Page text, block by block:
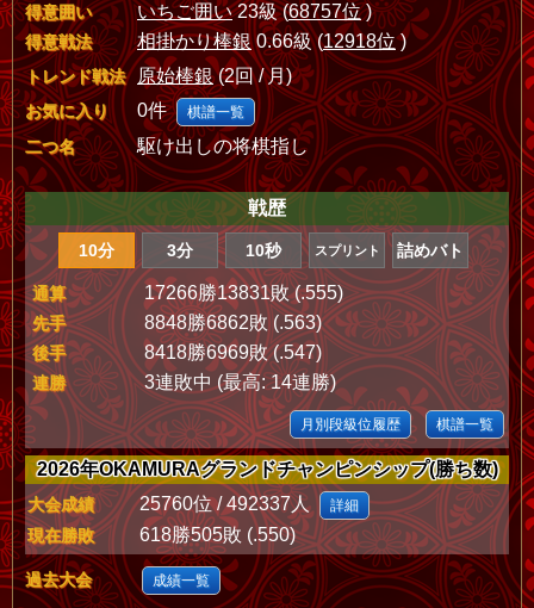
得意囲い いちご囲い23級 (68757位)
得意戦法 相掛かり棒銀0.66級 (12918位)
トレンド戦法 原始棒銀(2回 / 月)
お気に入り 0件 棋譜一覧
二つ名 駆け出しの将棋指し
戦歴
10分 3分 10秒 スプリント 詰めバト
通算 17266勝13831敗 (.555)
先手 8848勝6862敗 (.563)
後手 8418勝6969敗 (.547)
連勝 3連敗中 (最高: 14連勝)
月別段級位履歴 棋譜一覧
2026年OKAMURAグランドチャンピンシップ(勝ち数)
大会成績 25760位 / 492337人 詳細
現在勝敗 618勝505敗 (.550)
過去大会 成績一覧